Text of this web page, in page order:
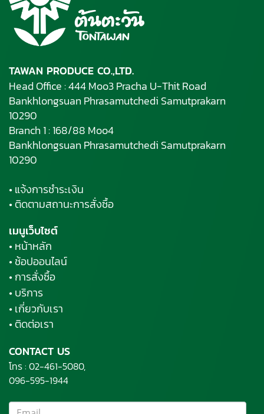
TAWAN PRODUCE CO.,LTD.
Head Office : 444 Moo3 Pracha U-Thit Road
Bankhlongsuan Phrasamutchedi Samutprakarn
10290
Branch 1 : 168/88 Moo4
Bankhlongsuan Phrasamutchedi Samutprakarn
10290
• แจ้งการชำระเงิน
• ติดตามสถานะการสั่งซื้อ
เมนูเว็บไซต์
• หน้าหลัก
• ช้อปออนไลน์
• การสั่งซื้อ
• บริการ
• เกี่ยวกับเรา
• ติดต่อเรา
CONTACT US
โทร : 02-461-5080,
096-595-1944